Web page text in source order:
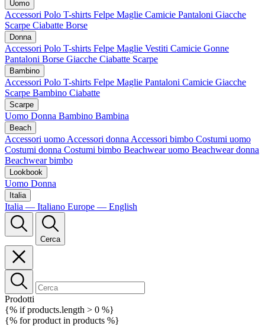
Uomo
Accessori Polo T-shirts Felpe Maglie Camicie Pantaloni Giacche
Scarpe Ciabatte Borse
Donna
Accessori Polo T-shirts Felpe Maglie Vestiti Camicie Gonne
Pantaloni Borse Giacche Ciabatte Scarpe
Bambino
Accessori Polo T-shirts Felpe Maglie Pantaloni Camicie Giacche
Scarpe Bambino Ciabatte
Scarpe
Uomo Donna Bambino Bambina
Beach
Accessori uomo Accessori donna Accessori bimbo Costumi uomo
Costumi donna Costumi bimbo Beachwear uomo Beachwear donna
Beachwear bimbo
Lookbook
Uomo Donna
Italia
Italia — Italiano Europe — English
Cerca
Prodotti
{% if products.length > 0 %}
{% for product in products %}